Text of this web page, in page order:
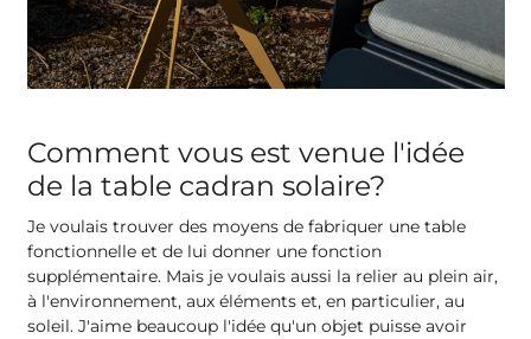
Comment vous est venue l'idée
de la table cadran solaire?
Je voulais trouver des moyens de fabriquer une table
fonctionnelle et de lui donner une fonction
supplémentaire. Mais je voulais aussi la relier au plein air,
à l'environnement, aux éléments et, en particulier, au
soleil. J'aime beaucoup l'idée qu'un objet puisse avoir